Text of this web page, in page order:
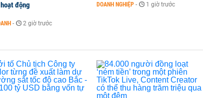
mã trên sàn báo lãi tăng 64%, không vay một
đầu tham gia vào hệ sinh thái Vingroup
động
- 2 giờ trước
DOANH NGHIỆP - 1 giờ trước